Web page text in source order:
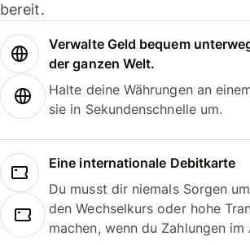
bereit.
Verwalte Geld bequem
der ganzen Welt.
Halte deine Währungen an
sie in Sekundenschnelle um.
Eine internationale Debitkarte
Du musst dir niemals Sorgen
den Wechselkurs oder hohe
machen, wenn du Zahlungen